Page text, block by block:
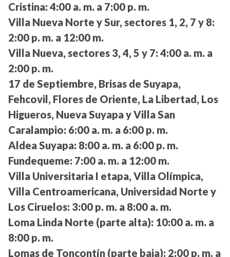
Cristina: 4:00 a. m. a 7:00 p. m.
Villa Nueva Norte y Sur, sectores 1, 2, 7 y 8:
2:00 p. m. a 12:00 m.
Villa Nueva, sectores 3, 4, 5 y 7: 4:00 a. m. a
2:00 p. m.
17 de Septiembre, Brisas de Suyapa,
Fehcovil, Flores de Oriente, La Libertad, Los
Higueros, Nueva Suyapa y Villa San
Caralampio: 6:00 a. m. a 6:00 p. m.
Aldea Suyapa: 8:00 a. m. a 6:00 p. m.
Fundequeme: 7:00 a. m. a 12:00 m.
Villa Universitaria I etapa, Villa Olímpica,
Villa Centroamericana, Universidad Norte y
Los Ciruelos: 3:00 p. m. a 8:00 a. m.
Loma Linda Norte (parte alta): 10:00 a. m. a
8:00 p. m.
Lomas de Toncontín (parte baja): 2:00 p. m. a